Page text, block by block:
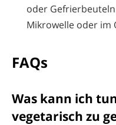
oder
Mikrowelle oder im
FAQs
Was kann ich
vegetarisch zu